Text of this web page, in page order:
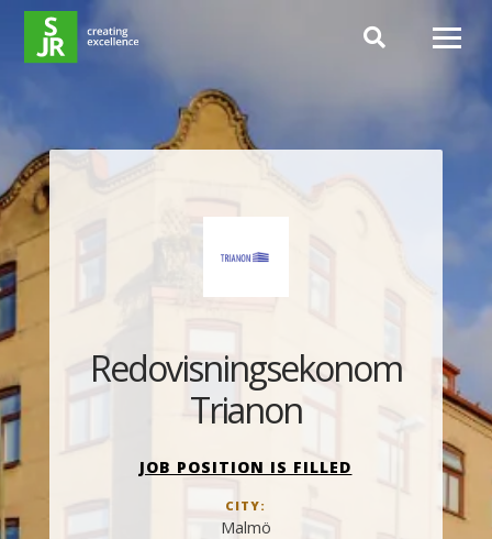
Hoppa till innehåll
JOB POSITION IS FILLED
CITY:
Malmö
Redovisningsekonom
Trianon